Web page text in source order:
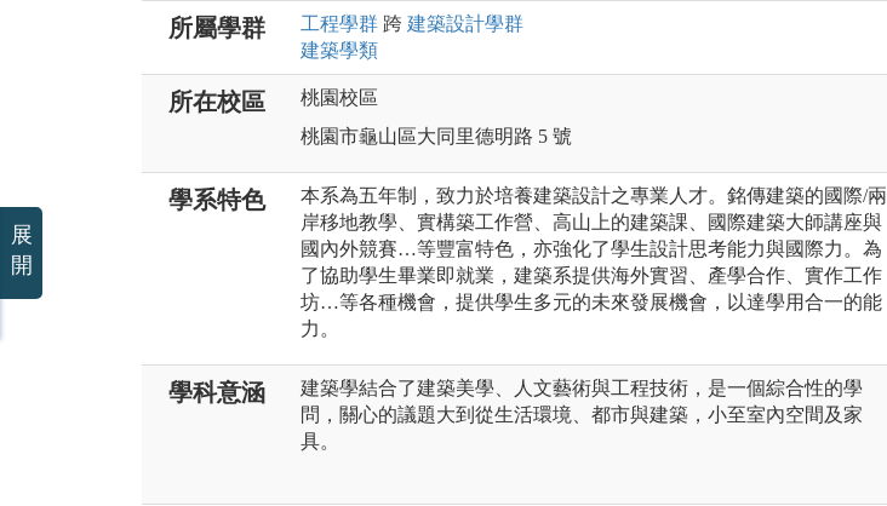
所屬學群 工程學群 跨 建築設計學群
建築學類
所在校區
桃園校區
桃園市龜山區大同里德明路 5 號
學系特色
本系為五年制，致力於培養建築設計之專業人才。銘傳建築的國際/兩
岸移地教學、實構築工作營、高山上的建築課、國際建築大師講座與
國內外競賽…等豐富特色，亦強化了學生設計思考能力與國際力。為
了協助學生畢業即就業，建築系提供海外實習、產學合作、實作工作
坊…等各種機會，提供學生多元的未來發展機會，以達學用合一的能
力。
學科意涵
建築學結合了建築美學、人文藝術與工程技術，是一個綜合性的學
問，關心的議題大到從生活環境、都市與建築，小至室內空間及家
具。
展
開